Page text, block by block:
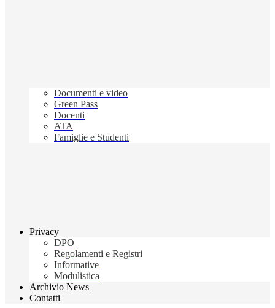
Documenti e video
Green Pass
Docenti
ATA
Famiglie e Studenti
Privacy
DPO
Regolamenti e Registri
Informative
Modulistica
Archivio News
Contatti